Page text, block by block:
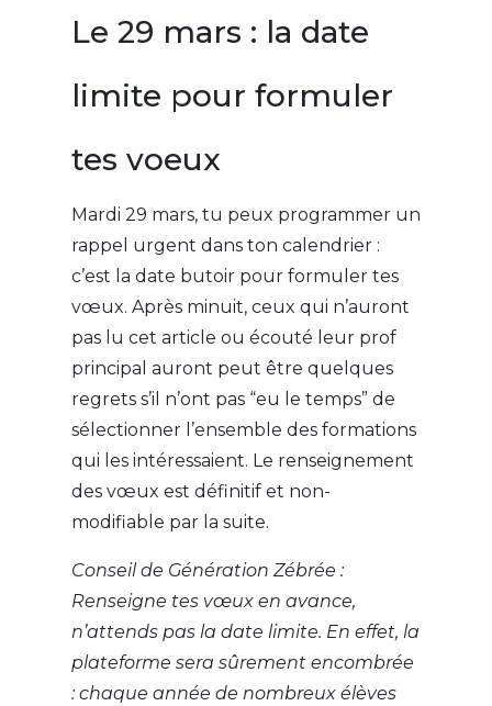
Le 29 mars : la date
limite pour formuler
tes voeux
Mardi 29 mars, tu peux programmer un
rappel urgent dans ton calendrier :
c’est la date butoir pour formuler tes
vœux. Après minuit, ceux qui n’auront
pas lu cet article ou écouté leur prof
principal auront peut être quelques
regrets s’il n’ont pas “eu le temps” de
sélectionner l’ensemble des formations
qui les intéressaient. Le renseignement
des vœux est définitif et non-
modifiable par la suite.
Conseil de Génération Zébrée :
Renseigne tes vœux en avance,
n’attends pas la date limite. En effet, la
plateforme sera sûrement encombrée
: chaque année de nombreux élèves